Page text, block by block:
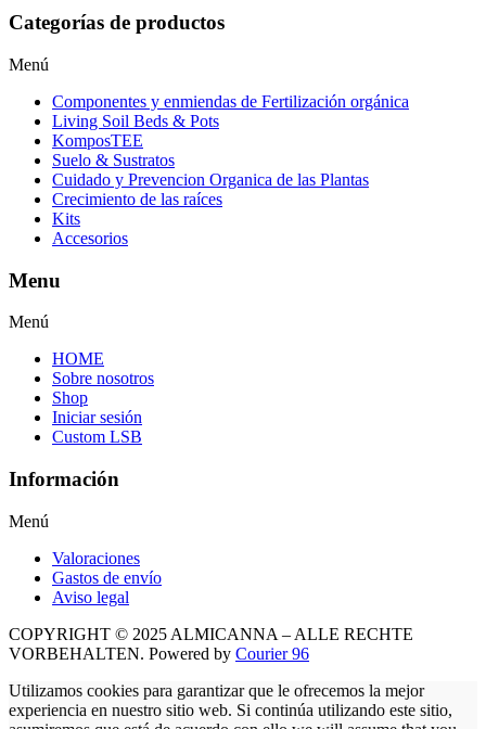
Categorías de productos
Menú
Componentes y enmiendas de Fertilización orgánica
Living Soil Beds & Pots
KomposTEE
Suelo & Sustratos
Cuidado y Prevencion Organica de las Plantas
Crecimiento de las raíces
Kits
Accesorios
Menu
Menú
HOME
Sobre nosotros
Shop
Iniciar sesión
Custom LSB
Información
Menú
Valoraciones
Gastos de envío
Aviso legal
COPYRIGHT © 2025 ALMICANNA – ALLE RECHTE
VORBEHALTEN. Powered by Courier 96
Utilizamos cookies para garantizar que le ofrecemos la mejor
experiencia en nuestro sitio web. Si continúa utilizando este sitio,